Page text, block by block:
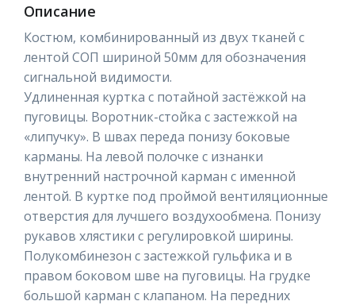
Описание
Костюм, комбинированный из двух тканей с
лентой СОП шириной 50мм для обозначения
сигнальной видимости.
Удлиненная куртка с потайной застёжкой на
пуговицы. Воротник-стойка с застежкой на
«липучку». В швах переда понизу боковые
карманы. На левой полочке с изнанки
внутренний настрочной карман с именной
лентой. В куртке под проймой вентиляционные
отверстия для лучшего воздухообмена. Понизу
рукавов хлястики с регулировкой ширины.
Полукомбинезон с застежкой гульфика и в
правом боковом шве на пуговицы. На грудке
большой карман с клапаном. На передних